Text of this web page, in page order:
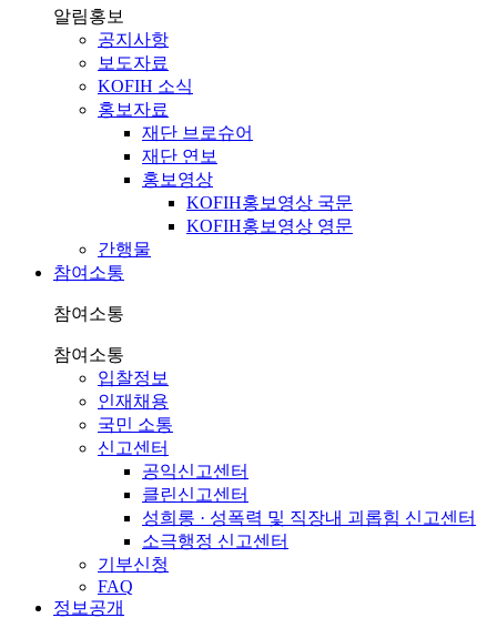
알림홍보
공지사항
보도자료
KOFIH 소식
홍보자료
재단 브로슈어
재단 연보
홍보영상
KOFIH홍보영상 국문
KOFIH홍보영상 영문
간행물
참여소통
참여소통
참여소통
입찰정보
인재채용
국민 소통
신고센터
공익신고센터
클린신고센터
성희롱 · 성폭력 및 직장내 괴롭힘 신고센터
소극행정 신고센터
기부신청
FAQ
정보공개